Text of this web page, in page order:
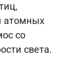
атомных
со
света.